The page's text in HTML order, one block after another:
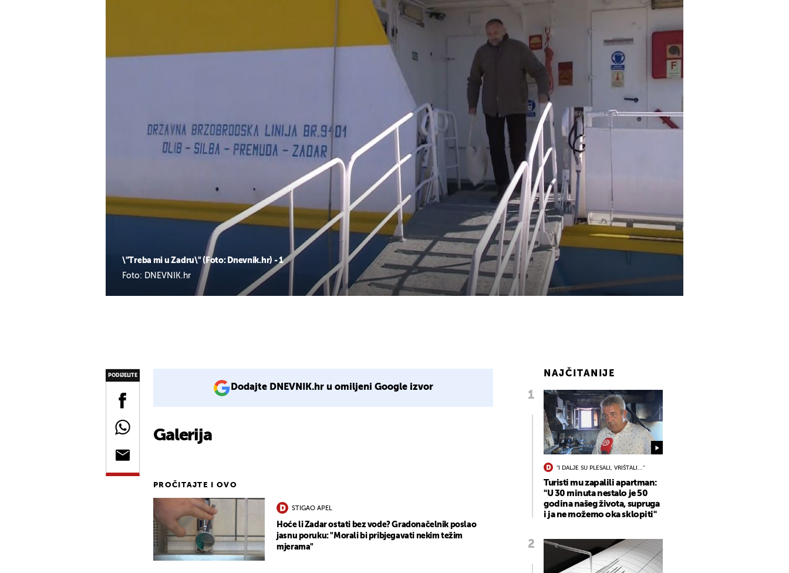
\"Treba mi u Zadru\" (Foto: Dnevnik.hr) - 1
Foto: DNEVNIK.hr
PODIJELITE
Dodajte DNEVNIK.hr u omiljeni Google izvor
Galerija
PROČITAJTE I OVO
STIGAO APEL
Hoće li Zadar ostati bez vode? Gradonačelnik poslao
jasnu poruku: "Morali bi pribjegavati nekim težim
mjerama"
NAJČITANIJE
"I DALJE SU PLESALI, VRIŠTALI..."
Turisti mu zapalili apartman:
"U 30 minuta nestalo je 50
godina našeg života, supruga
i ja ne možemo oka sklopiti"